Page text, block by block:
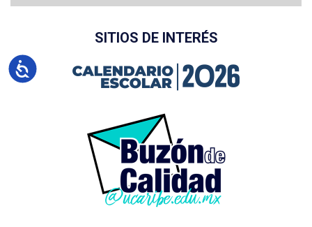
Accesibilidad
SITIOS DE INTERÉS